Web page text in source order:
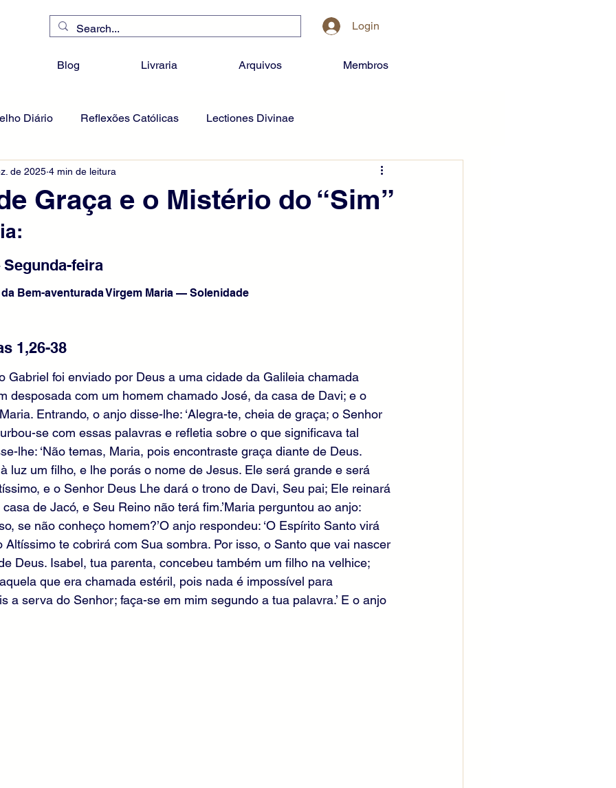
Login
Blog Livraria Arquivos Membros
Diário Reflexões Católicas Lectiones Divinae
Graça e o Mistério do “Sim”
de 2025 4 min de leitura
Segunda-feira
Bem-aventurada Virgem Maria — Solenidade
1,26-38
Gabriel foi enviado por Deus a uma cidade da Galileia chamada
desposada com um homem chamado José, da casa de Davi; e o
Entrando, o anjo disse-lhe: ‘Alegra-te, cheia de graça; o Senhor
se com essas palavras e refletia sobre o que significava tal
lhe: ‘Não temas, Maria, pois encontraste graça diante de Deus.
luz um filho, e lhe porás o nome de Jesus. Ele será grande e será
e o Senhor Deus Lhe dará o trono de Davi, Seu pai; Ele reinará
de Jacó, e Seu Reino não terá fim.’Maria perguntou ao anjo:
se não conheço homem?’O anjo respondeu: ‘O Espírito Santo virá
Altíssimo te cobrirá com Sua sombra. Por isso, o Santo que vai nascer
Deus. Isabel, tua parenta, concebeu também um filho na velhice;
que era chamada estéril, pois nada é impossível para
a serva do Senhor; faça-se em mim segundo a tua palavra.’ E o anjo